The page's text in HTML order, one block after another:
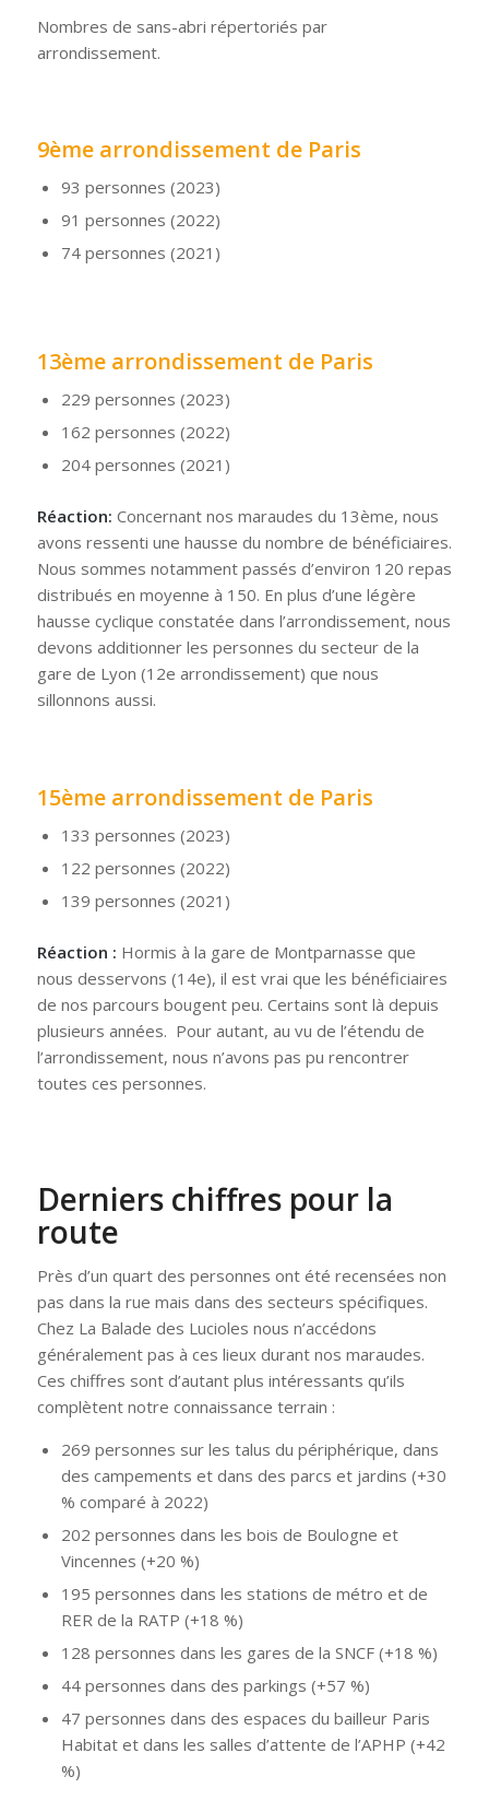
Nombres de sans-abri répertoriés par
arrondissement.
9ème arrondissement de Paris
93 personnes (2023)
91 personnes (2022)
74 personnes (2021)
13ème arrondissement de Paris
229 personnes (2023)
162 personnes (2022)
204 personnes (2021)
Réaction: Concernant nos maraudes du 13ème, nous
avons ressenti une hausse du nombre de bénéficiaires.
Nous sommes notamment passés d’environ 120 repas
distribués en moyenne à 150. En plus d’une légère
hausse cyclique constatée dans l’arrondissement, nous
devons additionner les personnes du secteur de la
gare de Lyon (12e arrondissement) que nous
sillonnons aussi.
15ème arrondissement de Paris
133 personnes (2023)
122 personnes (2022)
139 personnes (2021)
Réaction : Hormis à la gare de Montparnasse que
nous desservons (14e), il est vrai que les bénéficiaires
de nos parcours bougent peu. Certains sont là depuis
plusieurs années. Pour autant, au vu de l’étendu de
l’arrondissement, nous n’avons pas pu rencontrer
toutes ces personnes.
Derniers chiffres pour la
route
Près d’un quart des personnes ont été recensées non
pas dans la rue mais dans des secteurs spécifiques.
Chez La Balade des Lucioles nous n’accédons
généralement pas à ces lieux durant nos maraudes.
Ces chiffres sont d’autant plus intéressants qu’ils
complètent notre connaissance terrain :
269 personnes sur les talus du périphérique, dans
des campements et dans des parcs et jardins (+30
% comparé à 2022)
202 personnes dans les bois de Boulogne et
Vincennes (+20 %)
195 personnes dans les stations de métro et de
RER de la RATP (+18 %)
128 personnes dans les gares de la SNCF (+18 %)
44 personnes dans des parkings (+57 %)
47 personnes dans des espaces du bailleur Paris
Habitat et dans les salles d’attente de l’APHP (+42
%)